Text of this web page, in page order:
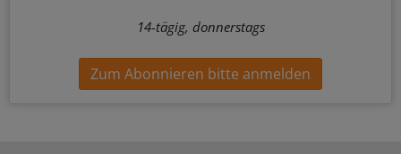
14-tägig, donnerstags
Zum Abonnieren bitte anmelden